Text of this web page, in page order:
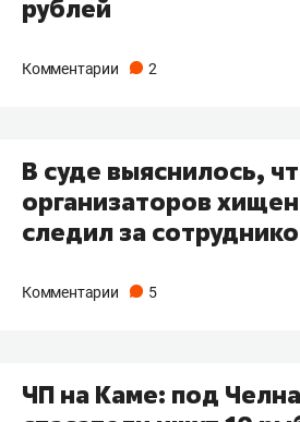
рублей
Комментарии 2
В суде выяснилось,
организаторов
следил за
Комментарии 5
ЧП на Каме: под